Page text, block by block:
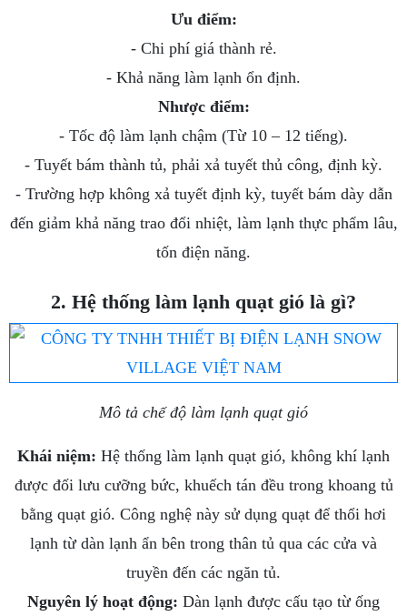
Ưu điểm:
- Chi phí giá thành rẻ.
- Khả năng làm lạnh ổn định.
Nhược điểm:
- Tốc độ làm lạnh chậm (Từ 10 – 12 tiếng).
- Tuyết bám thành tủ, phải xả tuyết thủ công, định kỳ.
- Trường hợp không xả tuyết định kỳ, tuyết bám dày dẫn
đến giảm khả năng trao đổi nhiệt, làm lạnh thực phẩm lâu,
tốn điện năng.
2. Hệ thống làm lạnh quạt gió là gì?
Mô tả chế độ làm lạnh quạt gió
Khái niệm: Hệ thống làm lạnh quạt gió, không khí lạnh
được đối lưu cưỡng bức, khuếch tán đều trong khoang tủ
bằng quạt gió. Công nghệ này sử dụng quạt để thổi hơi
lạnh từ dàn lạnh ẩn bên trong thân tủ qua các cửa và
truyền đến các ngăn tủ.
Nguyên lý hoạt động: Dàn lạnh được cấu tạo từ ống